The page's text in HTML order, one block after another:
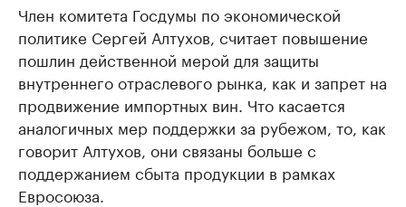
Член комитета Госдумы по экономической
политике Сергей Алтухов, считает повышение
пошлин действенной мерой для защиты
внутреннего отраслевого рынка, как и запрет на
продвижение импортных вин. Что касается
аналогичных мер поддержки за рубежом, то, как
говорит Алтухов, они связаны больше с
поддержанием сбыта продукции в рамках
Евросоюза.